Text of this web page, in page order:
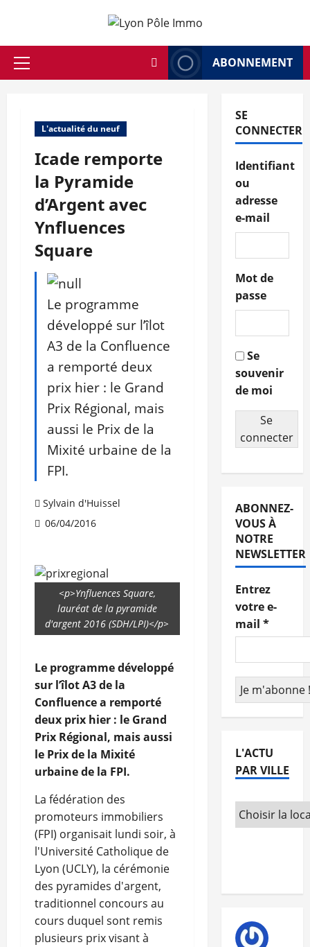
contenu
Menu
ABONNEMENT
L'actualité du neuf
Icade remporte
la Pyramide
d’Argent avec
Ynfluences
Square
Le programme
développé sur l’îlot
A3 de la Confluence
a remporté deux
prix hier : le Grand
Prix Régional, mais
aussi le Prix de la
Mixité urbaine de la
FPI.
Sylvain d'Huissel
06/04/2016
<p>Ynfluences Square,
lauréat de la pyramide
d'argent 2016 (SDH/LPI)</p>
Le programme développé
sur l’îlot A3 de la
Confluence a remporté
deux prix hier : le Grand
Prix Régional, mais aussi
le Prix de la Mixité
urbaine de la FPI.
La fédération des
promoteurs immobiliers
(FPI) organisait lundi soir, à
l'Université Catholique de
Lyon (UCLY), la cérémonie
des pyramides d'argent,
traditionnel concours au
cours duquel sont remis
plusieurs prix visant à
SE
CONNECTER
Identifiant
ou
adresse
e-mail
Mot de
passe
Se
souvenir
de moi
Se
connecter
ABONNEZ-
VOUS À
NOTRE
NEWSLETTER
Entrez
votre e-
mail *
L'ACTU
PAR VILLE